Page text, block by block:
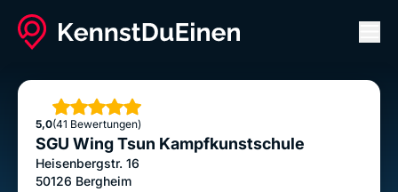
SGU Wing Tsun Kampfkunstschule
Bewertung abgeben
5,0
Sterne
(41 Bewertungen)
SGU Wing Tsun Kampfkunstschule
Heisenbergstr. 16
50126 Bergheim